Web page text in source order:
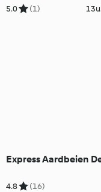
5.0 (1)
Express Aardbeien
4.8 (16)